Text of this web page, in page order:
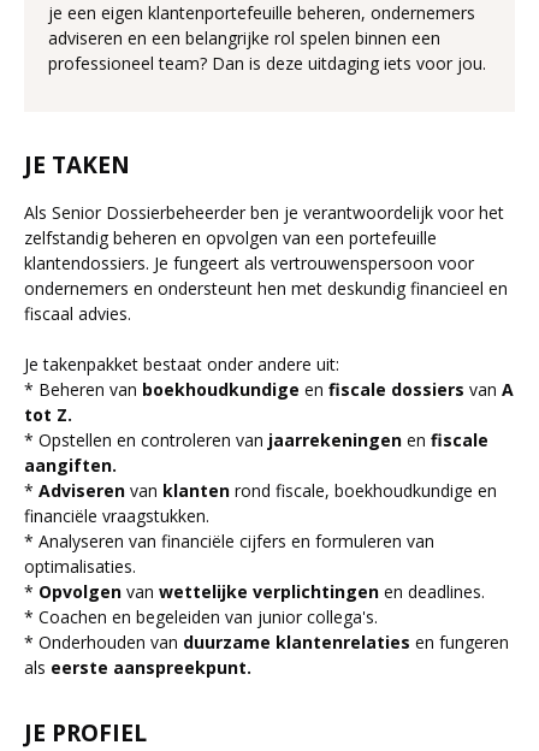
je een eigen klantenportefeuille beheren, ondernemers
adviseren en een belangrijke rol spelen binnen een
professioneel team? Dan is deze uitdaging iets voor jou.
JE TAKEN
Als Senior Dossierbeheerder ben je verantwoordelijk voor het
zelfstandig beheren en opvolgen van een portefeuille
klantendossiers. Je fungeert als vertrouwenspersoon voor
ondernemers en ondersteunt hen met deskundig financieel en
fiscaal advies.
Je takenpakket bestaat onder andere uit:
* Beheren van boekhoudkundige en fiscale dossiers van A
tot Z.
* Opstellen en controleren van jaarrekeningen en fiscale
aangiften.
* Adviseren van klanten rond fiscale, boekhoudkundige en
financiële vraagstukken.
* Analyseren van financiële cijfers en formuleren van
optimalisaties.
* Opvolgen van wettelijke verplichtingen en deadlines.
* Coachen en begeleiden van junior collega's.
* Onderhouden van duurzame klantenrelaties en fungeren
als eerste aanspreekpunt.
JE PROFIEL